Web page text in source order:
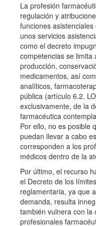
La profesión
regulación y
funciones
unos servicios
como el decreto
competencias se limita
producción,
medicamentos, así
analíticos,
pública (artículo 6.2.
exclusivamente, de la
farmacéutica
Por ello, no es posible
puedan llevar a cabo
corresponden a los
médicos dentro de la
Por último, el recurso
el Decreto de los
reglamentaria, ya que
demanda, resulta
también vulnera con la
profesionales